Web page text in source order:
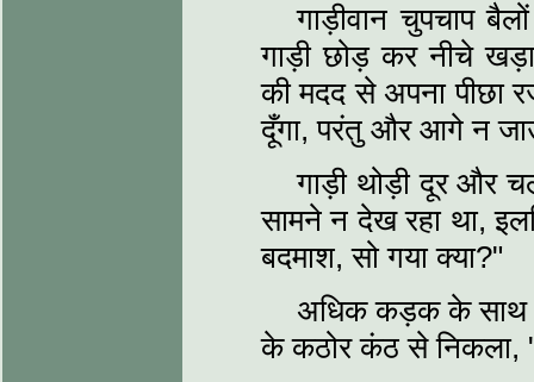
गाड़ीवान चुपचाप
गाड़ी छोड़ कर नीचे
की मदद से अपना पीछा
दूँगा, परंतु और आगे न
गाड़ी थोड़ी दूर और
सामने न देख रहा था,
बदमाश, सो गया क्या?"
अधिक कड़क के साथ
के कठोर कंठ से निकला,